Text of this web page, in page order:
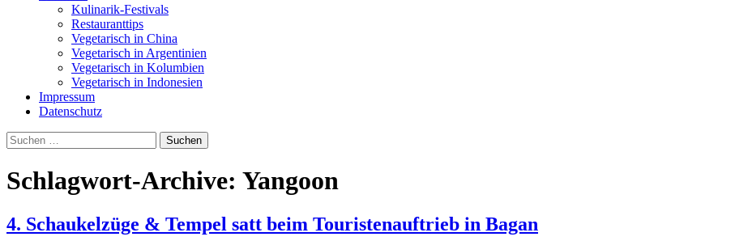
Kulinarik-Festivals
Restauranttips
Vegetarisch in China
Vegetarisch in Argentinien
Vegetarisch in Kolumbien
Vegetarisch in Indonesien
Impressum
Datenschutz
Suchen
nach:
Schlagwort-Archive: Yangoon
4. Schaukelzüge & Tempel satt beim Touristenauftrieb in Bagan